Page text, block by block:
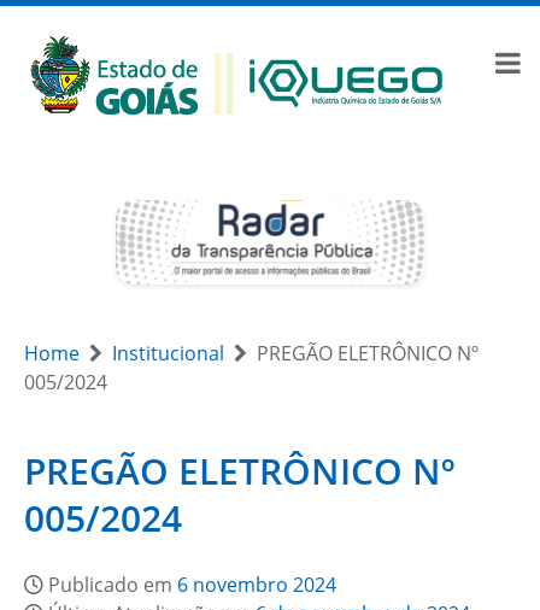
Home Institucional
PREGÃO ELETRÔNICO Nº
005/2024
PREGÃO ELETRÔNICO Nº
005/2024
Publicado em 6 novembro 2024